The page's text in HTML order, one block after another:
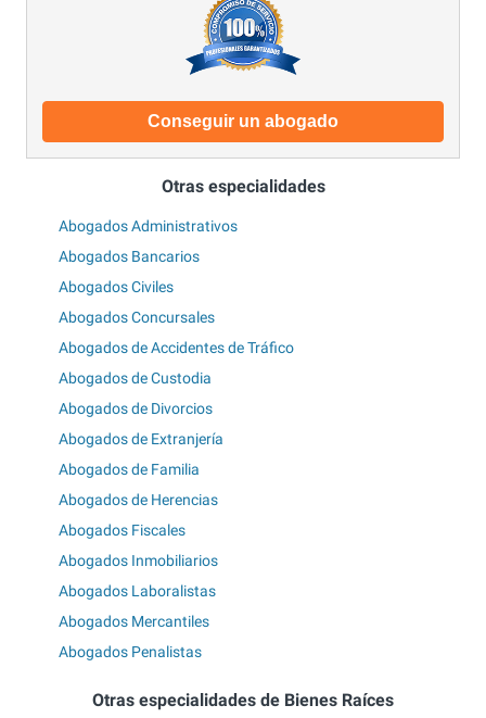
Conseguir un abogado
Otras especialidades
Abogados Administrativos
Abogados Bancarios
Abogados Civiles
Abogados Concursales
Abogados de Accidentes de Tráfico
Abogados de Custodia
Abogados de Divorcios
Abogados de Extranjería
Abogados de Familia
Abogados de Herencias
Abogados Fiscales
Abogados Inmobiliarios
Abogados Laboralistas
Abogados Mercantiles
Abogados Penalistas
Otras especialidades de Bienes Raíces